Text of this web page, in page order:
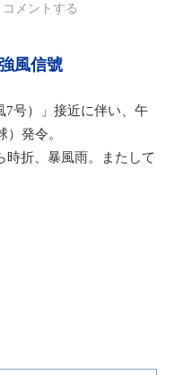
コメントする
風信號
7号）」接近に伴い、午
発令。
時折、暴風雨。またして